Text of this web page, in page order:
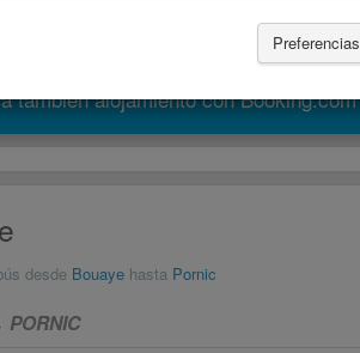
Preferencias
también alojamiento con Booking.com
desde Bouaye hasta Pornic
PORNIC